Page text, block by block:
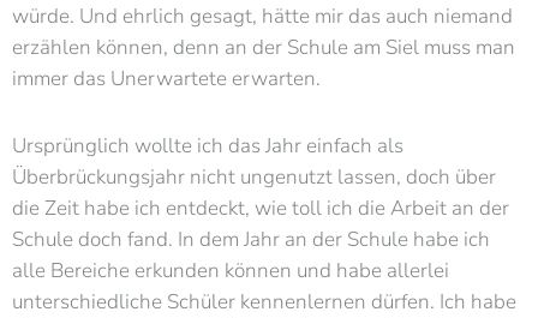
würde. Und ehrlich gesagt, hätte mir das auch niemand
erzählen können, denn an der Schule am Siel muss man
immer das Unerwartete erwarten.
Ursprünglich wollte ich das Jahr einfach als
Überbrückungsjahr nicht ungenutzt lassen, doch über
die Zeit habe ich entdeckt, wie toll ich die Arbeit an der
Schule doch fand. In dem Jahr an der Schule habe ich
alle Bereiche erkunden können und habe allerlei
unterschiedliche Schüler kennenlernen dürfen. Ich habe